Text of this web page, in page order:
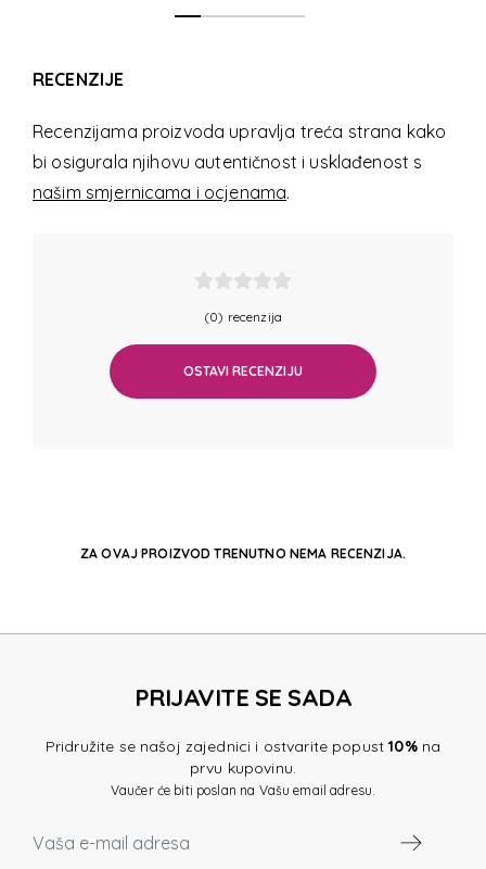
RECENZIJE
Recenzijama proizvoda upravlja treća strana kako
bi osigurala njihovu autentičnost i usklađenost s
našim smjernicama i ocjenama.
(0) recenzija
OSTAVI RECENZIJU
ZA OVAJ PROIZVOD TRENUTNO NEMA RECENZIJA.
PRIJAVITE SE SADA
Pridružite se našoj zajednici i ostvarite popust10%na
prvu kupovinu.
Vaučer će biti poslan na Vašu email adresu.